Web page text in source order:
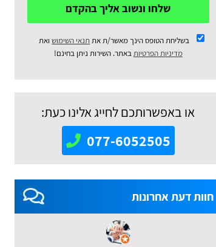
שלחו ונשוב אליך בהקדם
בשליחת הטופס הינך מאשר/ת את תנאי השימושואת
מדיניות הפרטיותבאתר. השירות ניתן בחינם!
או באפשרותכם לחייג אלינו כעת:
077-6052505
חוות דעת אחרונות